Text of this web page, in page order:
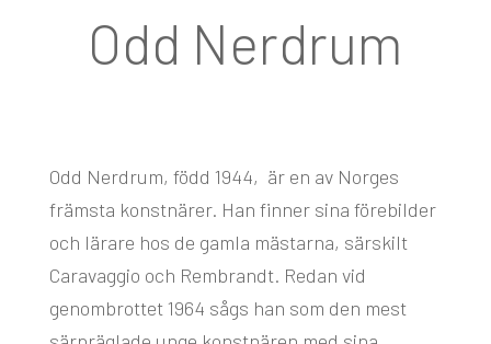
Odd Nerdrum
Odd Nerdrum, född 1944, är en av Norges
främsta konstnärer. Han finner sina förebilder
och lärare hos de gamla mästarna, särskilt
Caravaggio och Rembrandt. Redan vid
genombrottet 1964 sågs han som den mest